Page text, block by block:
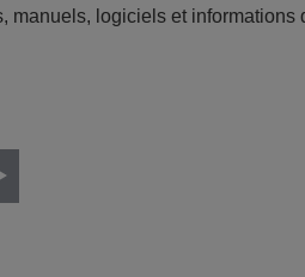
manuels, logiciels et informations